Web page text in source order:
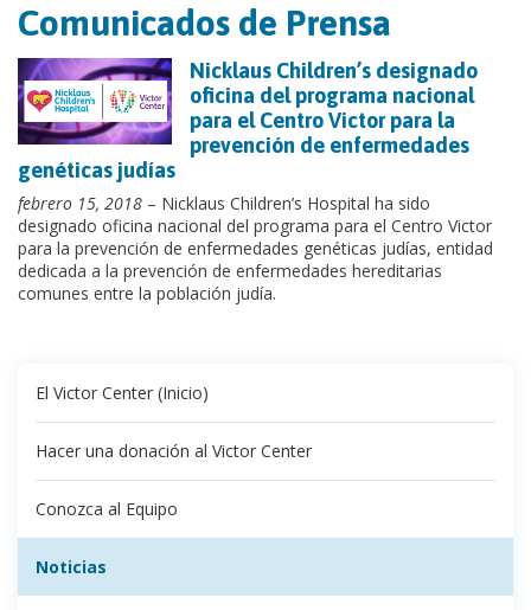
Comunicados de Prensa
Nicklaus Children’s designado
oficina del programa nacional
para el Centro Victor para la
prevención de enfermedades
genéticas judías
febrero 15, 2018 – Nicklaus Children’s Hospital ha sido
designado oficina nacional del programa para el Centro Victor
para la prevención de enfermedades genéticas judías, entidad
dedicada a la prevención de enfermedades hereditarias
comunes entre la población judía.
El Victor Center (Inicio)
Hacer una donación al Victor Center
Conozca al Equipo
Noticias